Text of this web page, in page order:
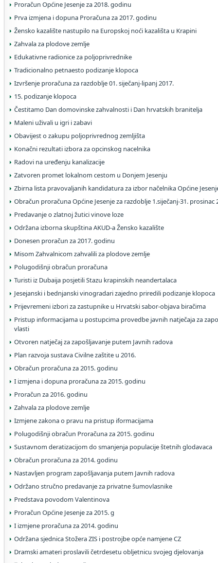
Proračun Općine Jesenje za 2018. godinu
Prva izmjena i dopuna Proračuna za 2017. godinu
Žensko kazalište nastupilo na Europskoj noći kazališta u Krapini
Zahvala za plodove zemlje
Edukativne radionice za poljoprivrednike
Tradicionalno petnaesto podizanje klopoca
Izvršenje proračuna za razdoblje 01. siječanj-lipanj 2017.
15. podizanje klopoca
Čestitamo Dan domovinske zahvalnosti i Dan hrvatskih branitelja
Maleni uživali u igri i zabavi
Obavijest o zakupu poljoprivrednog zemljišta
Konačni rezultati izbora za opcinskog nacelnika
Radovi na uređenju kanalizacije
Zatvoren promet lokalnom cestom u Donjem Jesenju
Zbirna lista pravovaljanih kandidatura za izbor načelnika Općine
Obračun proračuna Općine Jesenje za razdoblje 1.siječanj-31. prosinac
Predavanje o zlatnoj žutici vinove loze
Održana izborna skupština AKUD-a Žensko kazalište
Donesen proračun za 2017. godinu
Misom Zahvalnicom zahvalili za plodove zemlje
Polugodišnji obračun proračuna
Turisti iz Dubaija posjetili Stazu krapinskih neandertalaca
Jesejanski i bednjanski vinogradari zajedno priredili podizanje klopoca
Prijevremeni izbori za zastupnike u Hrvatski sabor-objava biračima
Pristup informacijama u postupcima provedbe javnih natječaja za
vlasti
Otvoren natječaj za zapošljavanje putem Javnih radova
Plan razvoja sustava Civilne zaštite u 2016.
Obračun proračuna za 2015. godinu
I izmjena i dopuna proračuna za 2015. godinu
Proračun za 2016. godinu
Zahvala za plodove zemlje
Izmjene zakona o pravu na pristup iformacijama
Polugodišnji obračun Proračuna za 2015. godinu
Sustavnom deratizacijom do smanjenja populacije štetnih glodavaca
Obračun proračuna za 2014. godinu
Nastavljen program zapošljavanja putem Javnih radova
Održano stručno predavanje za privatne šumovlasnike
Predstava povodom Valentinova
Proračun Općine Jesenje za 2015. g
I izmjene proračuna za 2014. godinu
Održana sjednica Stožera ZIS i postrojbe opće namjene CZ
Dramski amateri proslavili četrdesetu obljetnicu svojeg djelovanja